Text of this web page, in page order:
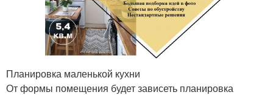
Планировка маленькой кухни
От формы помещения будет зависеть планировка